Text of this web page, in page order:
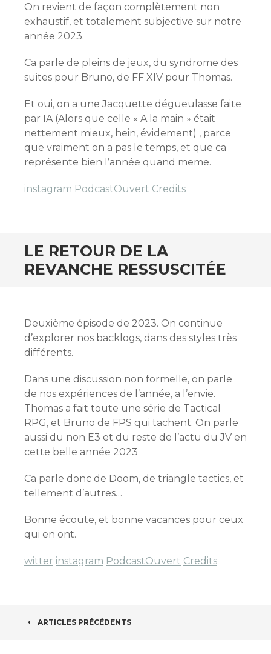
On revient de façon complètement non
exhaustif, et totalement subjective sur notre
année 2023.
Ca parle de pleins de jeux, du syndrome des
suites pour Bruno, de FF XIV pour Thomas.
Et oui, on a une Jacquette dégueulasse faite
par IA (Alors que celle « A la main » était
nettement mieux, hein, évidement) , parce
que vraiment on a pas le temps, et que ca
représente bien l’année quand meme.
instagram PodcastOuvert Credits
LE RETOUR DE LA
REVANCHE RESSUSCITÉE
Deuxième épisode de 2023. On continue
d’explorer nos backlogs, dans des styles très
différents.
Dans une discussion non formelle, on parle
de nos expériences de l’année, a l’envie.
Thomas a fait toute une série de Tactical
RPG, et Bruno de FPS qui tachent. On parle
aussi du non E3 et du reste de l’actu du JV en
cette belle année 2023
Ca parle donc de Doom, de triangle tactics, et
tellement d’autres…
Bonne écoute, et bonne vacances pour ceux
qui en ont.
witter instagram PodcastOuvert Credits
NAVIGATION
ARTICLES PRÉCÉDENTS